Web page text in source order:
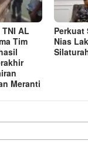
AL
Tim
Meranti
Perkuat
Nias